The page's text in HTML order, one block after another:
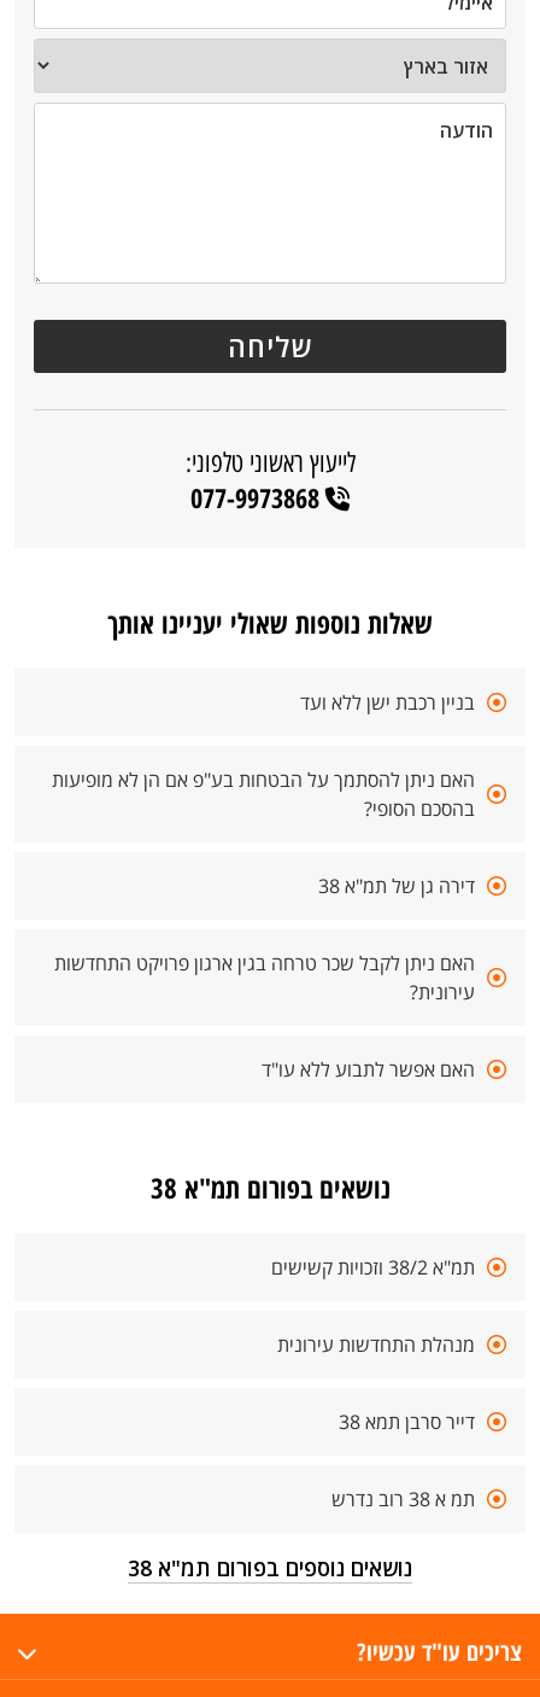
לייעוץ ראשוני טלפוני:
077-9973868
שאלות נוספות שאולי יעניינו אותך
בניין רכבת ישן ללא ועד
האם ניתן להסתמך על הבטחות בע"פ אם הן לא מופיעות
בהסכם הסופי?
דירה גן של תמ"א 38
האם ניתן לקבל שכר טרחה בגין ארגון פרויקט התחדשות
עירונית?
האם אפשר לתבוע ללא עו"ד
נושאים בפורום תמ"א 38
תמ"א 38/2 וזכויות קשישים
מנהלת התחדשות עירונית
דייר סרבן תמא 38
תמ א 38 רוב נדרש
נושאים נוספים בפורום תמ"א 38
צריכים עו"ד עכשיו?